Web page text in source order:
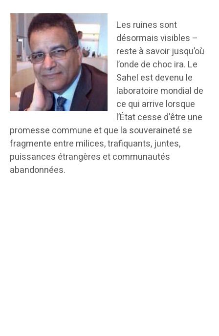
Les ruines sont
désormais visibles –
reste à savoir jusqu’où
l’onde de choc ira. Le
Sahel est devenu le
laboratoire mondial de
ce qui arrive lorsque
l’État cesse d’être une
promesse commune et que la souveraineté se
fragmente entre milices, trafiquants, juntes,
puissances étrangères et communautés
abandonnées.